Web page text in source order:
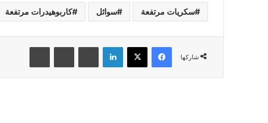
سكريات مرتفعة سوائل كاربوهيدرات مرتفعة
شاركها
فيسبوك لينكدإن بينتيريست